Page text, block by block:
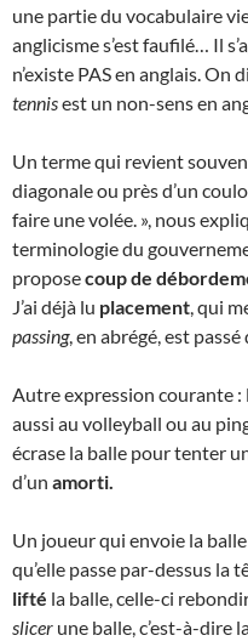
une partie du vocabulaire
anglicisme s’est faufilé… Il
n’existe PAS en anglais. On
tennisest un non-sens en
Un terme qui revient
diagonale ou près d’un
faire une volée. », nous
terminologie du
proposecoup de
J’ai déjà lu placement, qui
passing, en abrégé, est passé
Autre expression courante :
aussi au volleyball ou au
écrase la balle pour tenter
d’un amorti.
Un joueur qui envoie la
qu’elle passe par-dessus la
lifté la balle, celle-ci
slicer une balle, c’est-à-dire